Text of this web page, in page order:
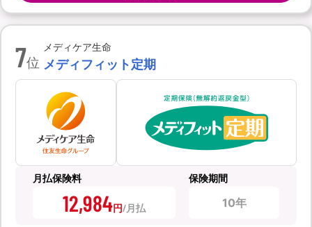
7位
メディケア生命
メディフィット定期
月払保険料
12,984円
保険期間
10年